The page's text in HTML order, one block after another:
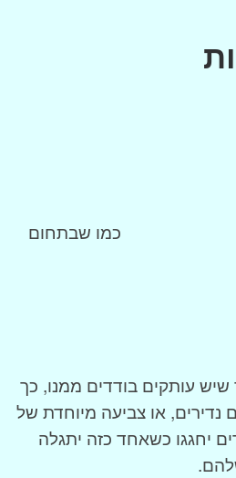
כמו שבתחום
שיש עותקים בודדים ממנו, כך
נדירים, או צביעה מיוחדת של
יחגגו כשאחד כזה יתגלה